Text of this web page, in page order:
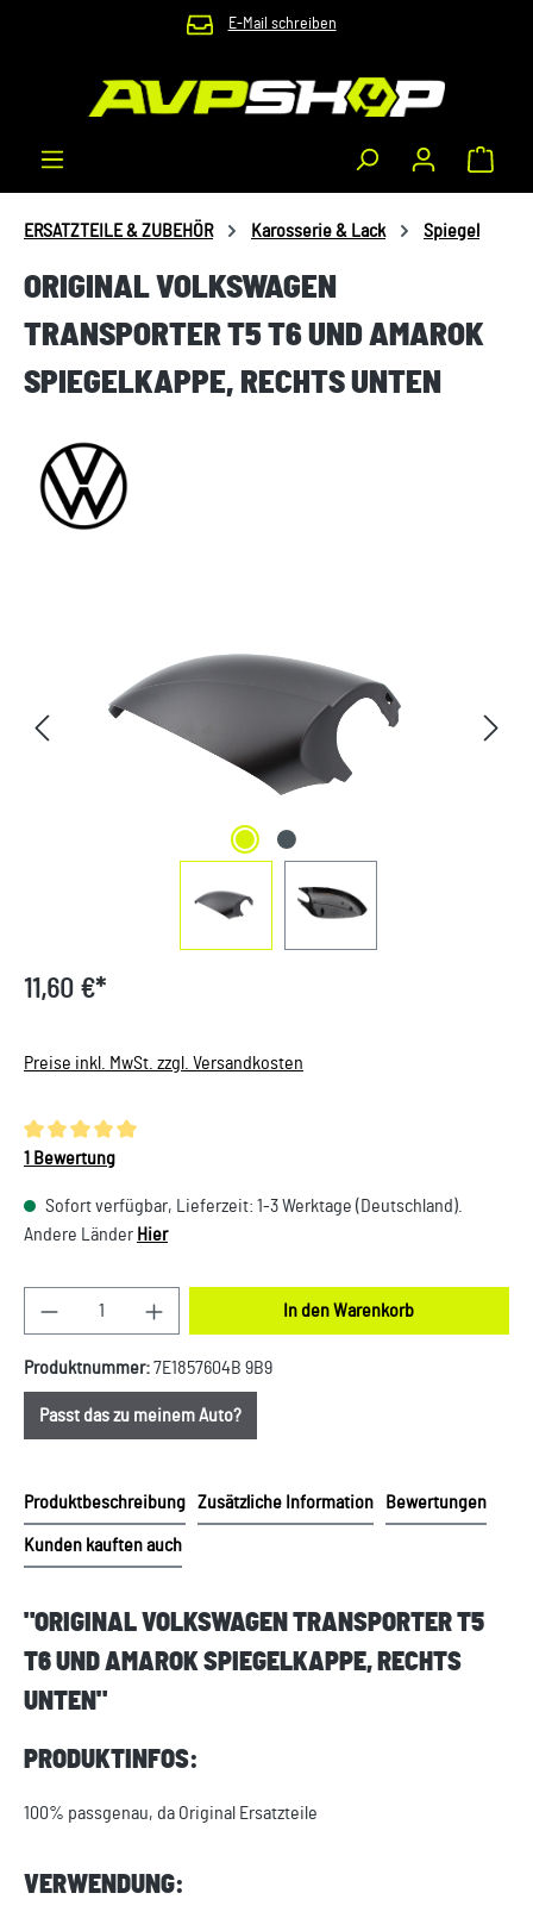
Zum Hauptinhalt springen E-Mail schreiben
ERSATZTEILE & ZUBEHÖR Karosserie & Lack Spiegel
ORIGINAL VOLKSWAGEN
TRANSPORTER T5 T6 UND AMAROK
SPIEGELKAPPE, RECHTS UNTEN
11,60 €*
Preise inkl. MwSt. zzgl. Versandkosten
Durchschnittliche Bewertung von 5 von 5 Sternen
1 Bewertung
Sofort verfügbar, Lieferzeit: 1-3 Werktage (Deutschland).
Andere Länder Hier
Produkt Anzahl: Gib den gewünschten Wert ein
In den Warenkorb
Produktnummer:7E1857604B 9B9
Passt das zu meinem Auto?
Produktbeschreibung Zusätzliche Information Bewertungen
Kunden kauften auch
"ORIGINAL VOLKSWAGEN TRANSPORTER T5
T6 UND AMAROK SPIEGELKAPPE, RECHTS
UNTEN"
PRODUKTINFOS:
100% passgenau, da Original Ersatzteile
VERWENDUNG: